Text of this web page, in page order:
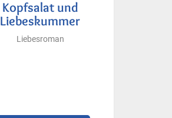
Kopfsalat und
Liebeskummer
Liebesroman